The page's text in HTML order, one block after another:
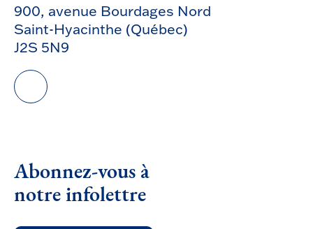
900, avenue Bourdages Nord
Saint-Hyacinthe (Québec)
J2S 5N9
Abonnez-vous à
notre infolettre